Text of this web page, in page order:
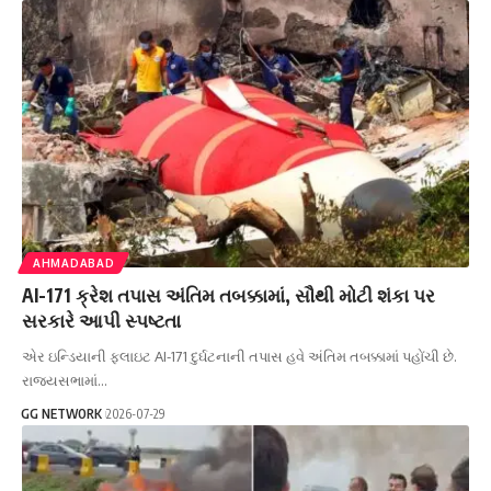
AHMADABAD
AI-171 ક્રેશ તપાસ અંતિમ તબક્કામાં, સૌથી મોટી શંકા પર
સરકારે આપી સ્પષ્ટતા
એર ઇન્ડિયાની ફ્લાઇટ AI-171 દુર્ઘટનાની તપાસ હવે અંતિમ તબક્કામાં પહોંચી છે.
રાજ્યસભામાં…
GG NETWORK 2026-07-29